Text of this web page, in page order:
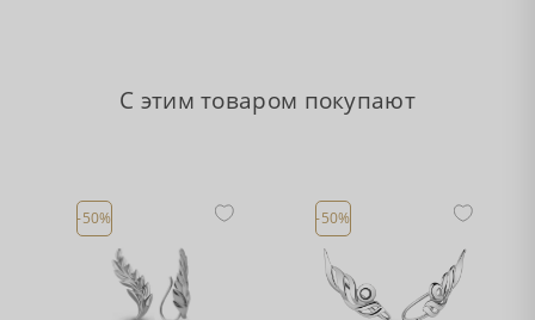
С этим товаром покупают
-50% -50%